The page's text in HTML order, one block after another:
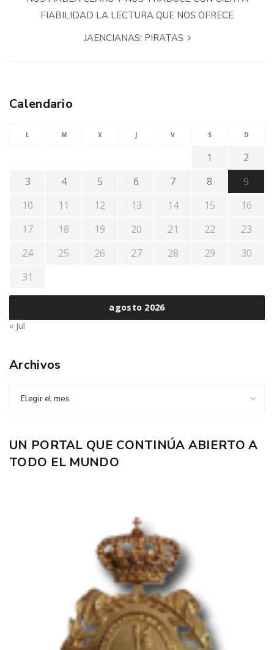
FIABILIDAD LA LECTURA QUE NOS OFRECE
JAENCIANAS: PIRATAS
Calendario
agosto 2026
L M X J V S D
1
2
3
4 5 6 7 8
9
10
11 12 13 14 15
16
17
18 19 20 21 22
23
24
25 26 27 28 29
30
31
« Jul
Archivos
Elegir el mes
UN PORTAL QUE CONTINÚA ABIERTO A
TODO EL MUNDO